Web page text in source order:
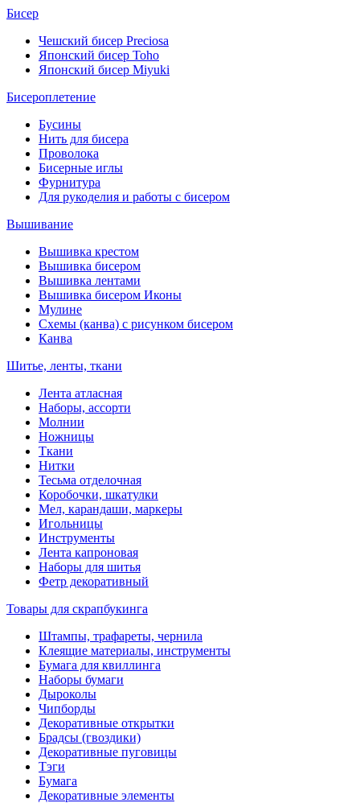
Бисер
Чешский бисер Preciosa
Японский бисер Toho
Японский бисер Miyuki
Бисероплетение
Бусины
Нить для бисера
Проволока
Бисерные иглы
Фурнитура
Для рукоделия и работы с бисером
Вышивание
Вышивка крестом
Вышивка бисером
Вышивка лентами
Вышивка бисером Иконы
Мулине
Схемы (канва) с рисунком бисером
Канва
Шитье, ленты, ткани
Лента атласная
Наборы, ассорти
Молнии
Ножницы
Ткани
Нитки
Тесьма отделочная
Коробочки, шкатулки
Мел, карандаши, маркеры
Игольницы
Инструменты
Лента капроновая
Наборы для шитья
Фетр декоративный
Товары для скрапбукинга
Штампы, трафареты, чернила
Клеящие материалы, инструменты
Бумага для квиллинга
Наборы бумаги
Дыроколы
Чипборды
Декоративные открытки
Брадсы (гвоздики)
Декоративные пуговицы
Тэги
Бумага
Декоративные элементы